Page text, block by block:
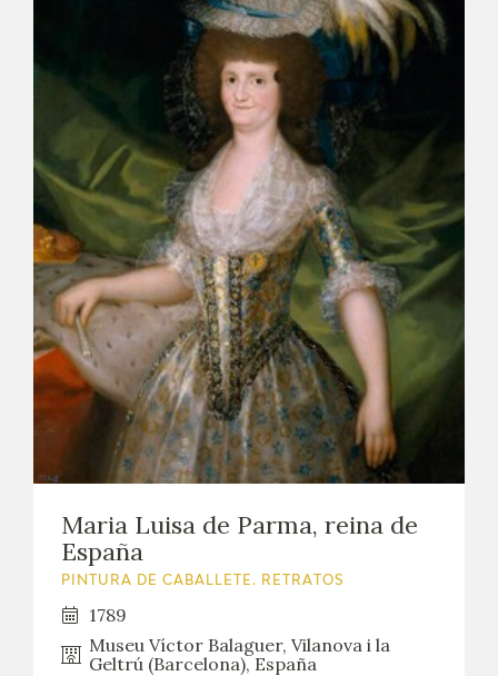
Maria Luisa de Parma, reina de
España
PINTURA DE CABALLETE. RETRATOS
1789
Museu Víctor Balaguer, Vilanova i la
Geltrú (Barcelona), España